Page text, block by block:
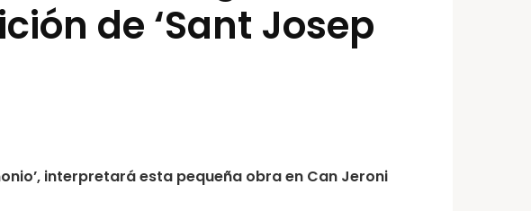
de ‘Sant Josep
interpretará esta pequeña obra en Can Jeroni